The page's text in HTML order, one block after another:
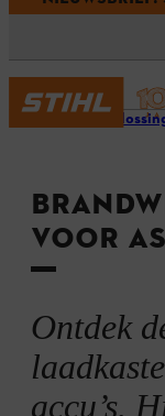
VOOR
Ontdek
accu’s.